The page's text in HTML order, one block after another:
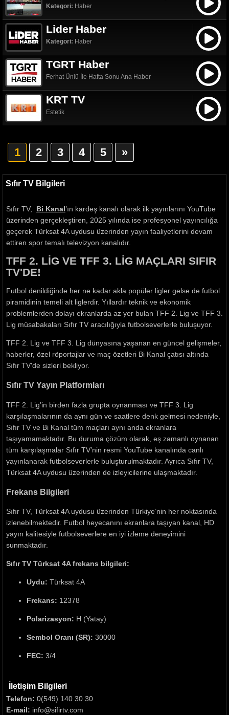
Kategori: Haber
Lider Haber
Kategori: Haber
TGRT Haber
Ferhat Ünlü İle Hafta Sonu Ana Haber
KRT TV
Estetik
1 2 3 4 5 »
Sıfır TV Bilgileri
Sıfır TV, Bi Kanal’ın kardeş kanalı olarak ilk yayınlarını YouTube
üzerinden gerçekleştiren, 2025 yılında ise profesyonel yayıncılığa
geçerek Türksat 4A uydusu üzerinden yayın faaliyetlerini devam
ettiren spor temalı televizyon kanalıdır.
TFF 2. LİG VE TFF 3. LİG MAÇLARI SIFIR
TV'DE!
Futbol denildiğinde her ne kadar akla popüler ligler gelse de futbol
piramidinin temeli alt liglerdir. Yıllardır teknik ve ekonomik
problemlerden dolayı ekranlarda az yer bulan TFF 2. Lig ve TFF 3.
Lig müsabakaları Sıfır TV aracılığıyla futbolseverlerle buluşuyor.
TFF 2. Lig ve TFF 3. Lig dünyasına yaşanan en güncel gelişmeler,
haberler, özel röportajlar ve maç özetleri Bi Kanal çatısı altında
Sıfır TV'de sizleri bekliyor.
Sıfır TV Yayın Platformları
TFF 2. Lig’in birden fazla grupta oynanması ve TFF 3. Lig
karşılaşmalarının da aynı gün ve saatlere denk gelmesi nedeniyle,
Sıfır TV ve Bi Kanal tüm maçları aynı anda ekranlara
taşıyamamaktadır. Bu duruma çözüm olarak, eş zamanlı oynanan
tüm karşılaşmalar Sıfır TV’nin resmi YouTube kanalında canlı
yayınlanarak futbolseverlerle buluşturulmaktadır. Ayrıca Sıfır TV,
Türksat 4A uydusu üzerinden de izleyicilerine ulaşmaktadır.
Frekans Bilgileri
Sıfır TV, Türksat 4A uydusu üzerinden Türkiye’nin her noktasında
izlenebilmektedir. Futbol heyecanını ekranlara taşıyan kanal, HD
yayın kalitesiyle futbolseverlere en iyi izleme deneyimini
sunmaktadır.
Sıfır TV Türksat 4A frekans bilgileri:
Uydu: Türksat 4A
Frekans: 12378
Polarizasyon: H (Yatay)
Sembol Oranı (SR): 30000
FEC: 3/4
İletişim Bilgileri
Telefon: 0(549) 140 30 30
E-mail: info@sifirtv.com